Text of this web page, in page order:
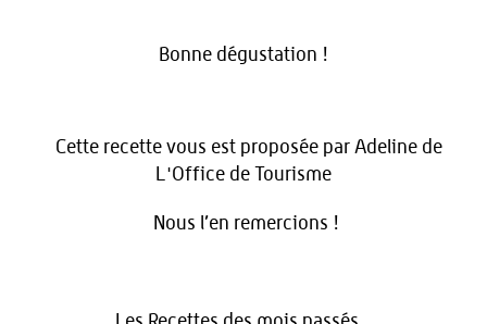
Bonne dégustation !
Cette recette vous est proposée par Adeline de
L'Office de Tourisme
Nous l’en remercions !